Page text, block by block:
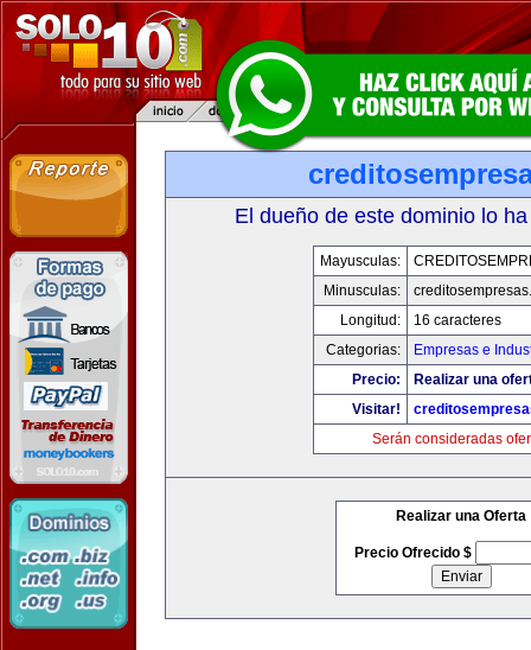
El dueño de este dominio lo
Mayusculas:
Minusculas:
Longitud:
16 caracteres
Categorias:
Empresas e
Precio:
Realizar una
Visitar!
Serán consideradas
Realizar una Oferta
Precio Ofrecido $